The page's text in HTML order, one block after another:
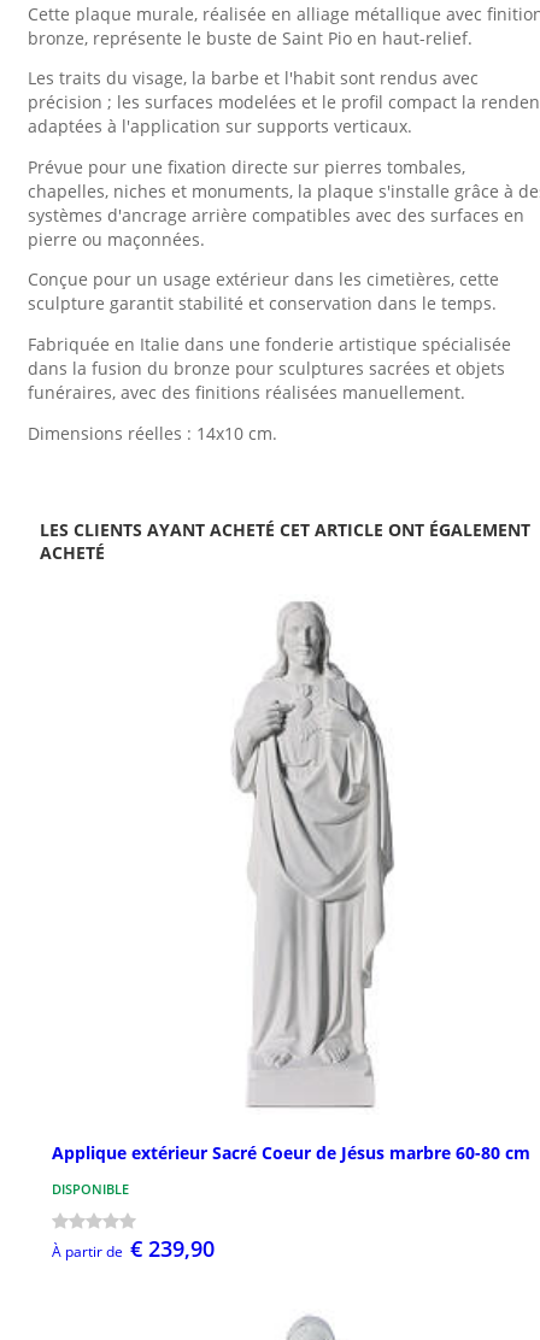
Cette plaque murale, réalisée en alliage métallique avec
bronze, représente le buste de Saint Pio en haut-relief.
Les traits du visage, la barbe et l'habit sont rendus avec
précision ; les surfaces modelées et le profil compact la
adaptées à l'application sur supports verticaux.
Prévue pour une fixation directe sur pierres tombales,
chapelles, niches et monuments, la plaque s'installe grâce à
systèmes d'ancrage arrière compatibles avec des surfaces en
pierre ou maçonnées.
Conçue pour un usage extérieur dans les cimetières, cette
sculpture garantit stabilité et conservation dans le temps.
Fabriquée en Italie dans une fonderie artistique spécialisée
dans la fusion du bronze pour sculptures sacrées et objets
funéraires, avec des finitions réalisées manuellement.
Dimensions réelles : 14x10 cm.
LES CLIENTS AYANT ACHETÉ CET ARTICLE ONT ÉGALEMENT
ACHETÉ
Applique extérieur Sacré Coeur de Jésus marbre 60-80 cm
DISPONIBLE
À partir de € 239,90